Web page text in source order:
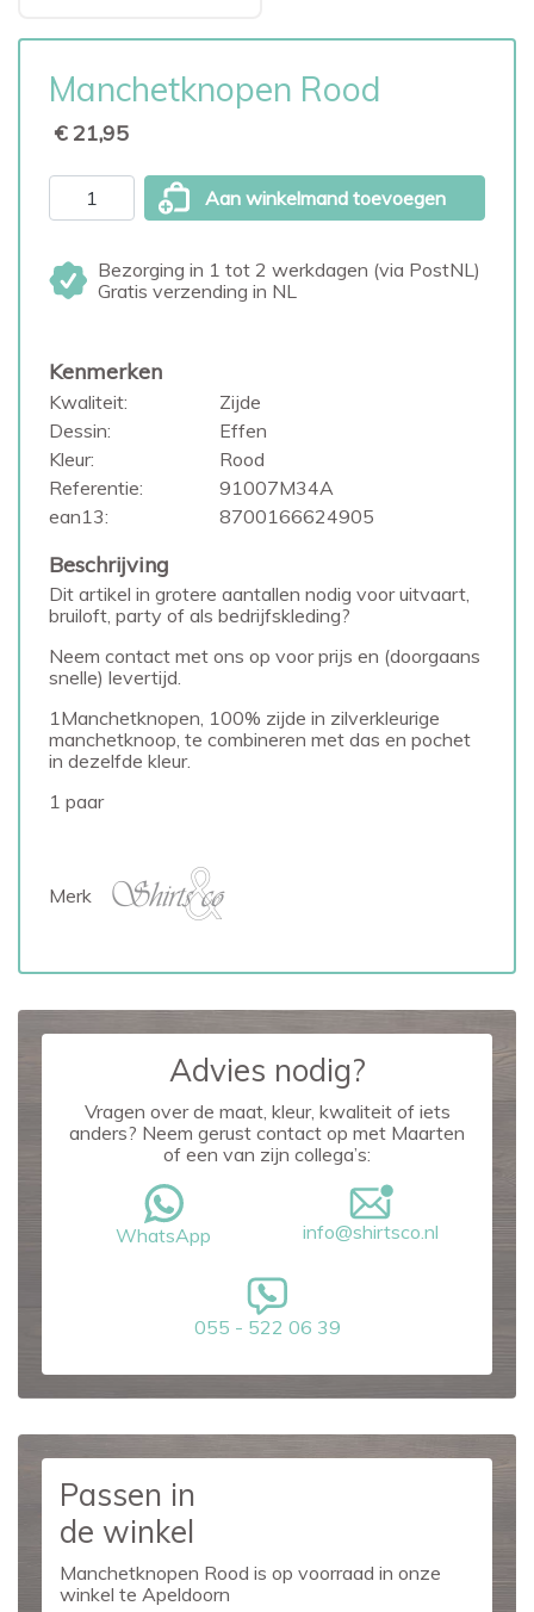
Manchetknopen Rood
€ 21,95
Aan winkelmand toevoegen
Bezorging in 1 tot 2 werkdagen (via PostNL)
Gratis verzending in NL
Kenmerken
Kwaliteit:
Zijde
Dessin:
Effen
Kleur:
Rood
Referentie:
91007M34A
ean13:
8700166624905
Beschrijving
Dit artikel in grotere aantallen nodig voor uitvaart,
bruiloft, party of als bedrijfskleding?
Neem contact met ons op voor prijs en (doorgaans
snelle) levertijd.
1Manchetknopen, 100% zijde in zilverkleurige
manchetknoop, te combineren met das en pochet
in dezelfde kleur.
1 paar
Merk
Advies nodig?
Vragen over de maat, kleur, kwaliteit of iets
anders? Neem gerust contact op met Maarten
of een van zijn collega’s:
WhatsApp info@shirtsco.nl
055 - 522 06 39
Passen in
de winkel
Manchetknopen Rood is op voorraad in onze
winkel te Apeldoorn